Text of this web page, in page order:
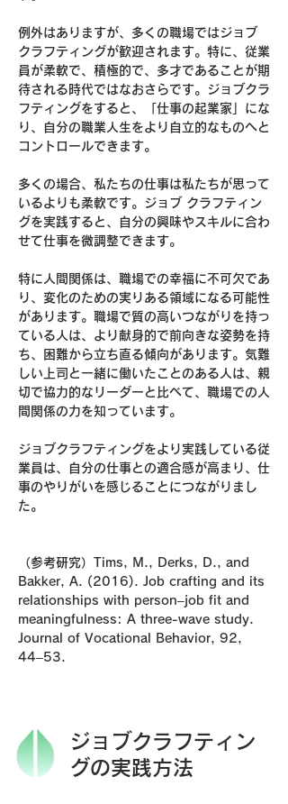
例外はありますが、多くの職場ではジョブ
クラフティングが歓迎されます。特に、従業
員が柔軟で、積極的で、多才であることが期
待される時代ではなおさらです。ジョブクラ
フティングをすると、「仕事の起業家」にな
り、自分の職業人生をより自立的なものへと
コントロールできます。
多くの場合、私たちの仕事は私たちが思って
いるよりも柔軟です。ジョブ クラフティン
グを実践すると、自分の興味やスキルに合わ
せて仕事を微調整できます。
特に人間関係は、職場での幸福に不可欠であ
り、変化のための実りある領域になる可能性
があります。職場で質の高いつながりを持っ
ている人は、より献身的で前向きな姿勢を持
ち、困難から立ち直る傾向があります。気難
しい上司と一緒に働いたことのある人は、親
切で協力的なリーダーと比べて、職場での人
間関係の力を知っています。
ジョブクラフティングをより実践している従
業員は、自分の仕事との適合感が高まり、仕
事のやりがいを感じることにつながりまし
た。
（参考研究）Tims, M., Derks, D., and
Bakker, A. (2016). Job crafting and its
relationships with person–job fit and
meaningfulness: A three-wave study.
Journal of Vocational Behavior, 92,
44–53.
ジョブクラフティン
グの実践方法